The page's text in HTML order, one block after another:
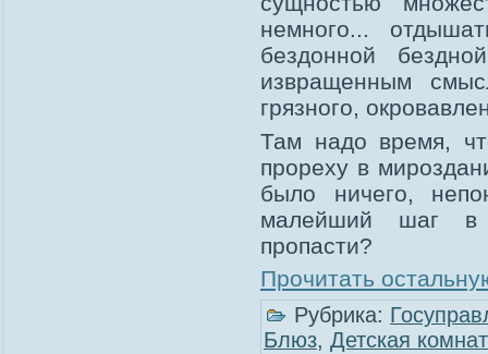
немного...
бездонной
извращенным
грязного,
Там надо время,
прореху в
было ничего,
малейший шаг в
пропасти?
Прочитать
Рубрика:
Блюз, Детская